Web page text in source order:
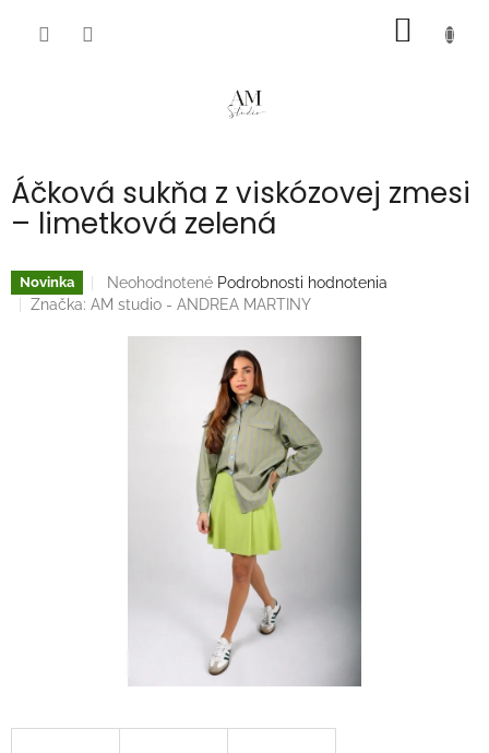
Áčková sukňa z viskózovej zmesi
– limetková zelená
Novinka
Priemerné
hodnotenie
Neohodnotené Podrobnosti hodnotenia
Značka: AM studio - ANDREA MARTINY